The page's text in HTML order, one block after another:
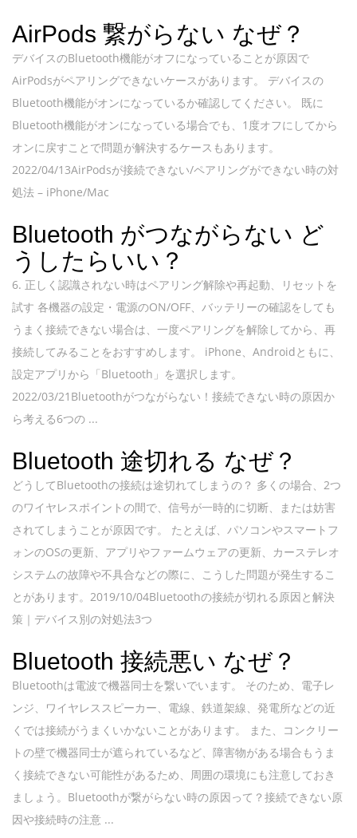
AirPods 繋がらない なぜ？
デバイスのBluetooth機能がオフになっていることが原因で
AirPodsがペアリングできないケースがあります。 デバイスの
Bluetooth機能がオンになっているか確認してください。 既に
Bluetooth機能がオンになっている場合でも、1度オフにしてから
オンに戻すことで問題が解決するケースもあります。
2022/04/13AirPodsが接続できない/ペアリングができない時の対
処法 – iPhone/Mac
Bluetooth がつながらない ど
うしたらいい？
6. 正しく認識されない時はペアリング解除や再起動、リセットを
試す 各機器の設定・電源のON/OFF、バッテリーの確認をしても
うまく接続できない場合は、一度ペアリングを解除してから、再
接続してみることをおすすめします。 iPhone、Androidともに、
設定アプリから「Bluetooth」を選択します。
2022/03/21Bluetoothがつながらない！接続できない時の原因か
ら考える6つの ...
Bluetooth 途切れる なぜ？
どうしてBluetoothの接続は途切れてしまうの？ 多くの場合、2つ
のワイヤレスポイントの間で、信号が一時的に切断、または妨害
されてしまうことが原因です。 たとえば、パソコンやスマートフ
ォンのOSの更新、アプリやファームウェアの更新、カーステレオ
システムの故障や不具合などの際に、こうした問題が発生するこ
とがあります。2019/10/04Bluetoothの接続が切れる原因と解決
策｜デバイス別の対処法3つ
Bluetooth 接続悪い なぜ？
Bluetoothは電波で機器同士を繋いでいます。 そのため、電子レ
ンジ、ワイヤレススピーカー、電線、鉄道架線、発電所などの近
くでは接続がうまくいかないことがあります。 また、コンクリー
トの壁で機器同士が遮られているなど、障害物がある場合もうま
く接続できない可能性があるため、周囲の環境にも注意しておき
ましょう。Bluetoothが繋がらない時の原因って？接続できない原
因や接続時の注意 ...